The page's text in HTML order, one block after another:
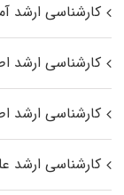
کارشناسی ارشد
کارشناسی ارشد
کارشناسی ارشد
کارشناسی ارشد